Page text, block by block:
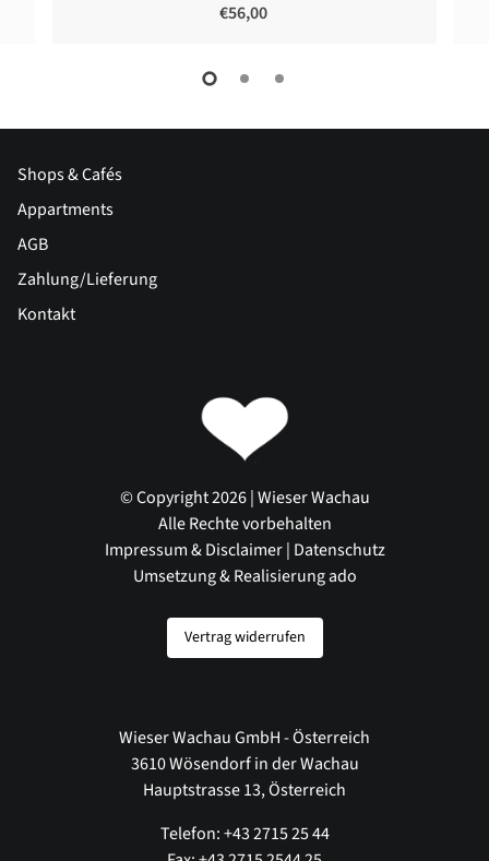
€56,00
Shops & Cafés
Appartments
AGB
Zahlung/Lieferung
Kontakt
© Copyright 2026 | Wieser Wachau
Alle Rechte vorbehalten
Impressum & Disclaimer| Datenschutz
Umsetzung & Realisierung ado
Vertrag widerrufen
Wieser Wachau GmbH - Österreich
3610 Wösendorf in der Wachau
Hauptstrasse 13, Österreich
Telefon: +43 2715 25 44